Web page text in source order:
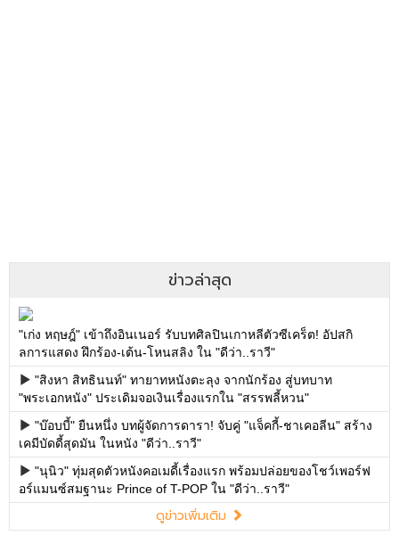
ข่าวล่าสุด
"เก่ง หฤษฎ์" เข้าถึงอินเนอร์ รับบทศิลปินเกาหลีตัวซีเคร็ต! อัปสกิ
ลการแสดง ฝึกร้อง-เต้น-โหนสลิง ใน "ดีว่า..ราวี"
"สิงหา สิทธินนท์" ทายาทหนังตะลุง จากนักร้อง สู่บทบาท
"พระเอกหนัง" ประเดิมจอเงินเรื่องแรกใน "สรรพลี้หวน"
"บ๊อบบี้" ยืนหนึ่ง บทผู้จัดการดารา! จับคู่ "แจ็คกี้-ชาเคอลีน" สร้าง
เคมีบัดดี้สุดมัน ในหนัง "ดีว่า..ราวี"
"นุนิว" ทุ่มสุดตัวหนังคอเมดี้เรื่องแรก พร้อมปล่อยของโชว์เพอร์ฟ
อร์แมนซ์สมฐานะ Prince of T-POP ใน "ดีว่า..ราวี"
ดูข่าวเพิ่มเติม